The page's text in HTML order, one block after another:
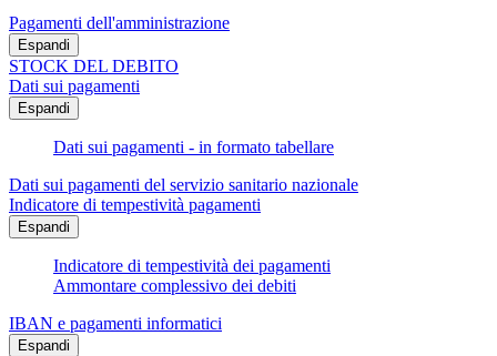
Pagamenti dell'amministrazione
Espandi
STOCK DEL DEBITO
Dati sui pagamenti
Espandi
Dati sui pagamenti - in formato tabellare
Dati sui pagamenti del servizio sanitario nazionale
Indicatore di tempestività pagamenti
Espandi
Indicatore di tempestività dei pagamenti
Ammontare complessivo dei debiti
IBAN e pagamenti informatici
Espandi